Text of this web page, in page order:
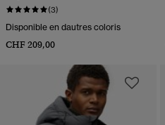
(3)
Disponible en dautres coloris
CHF 209,00